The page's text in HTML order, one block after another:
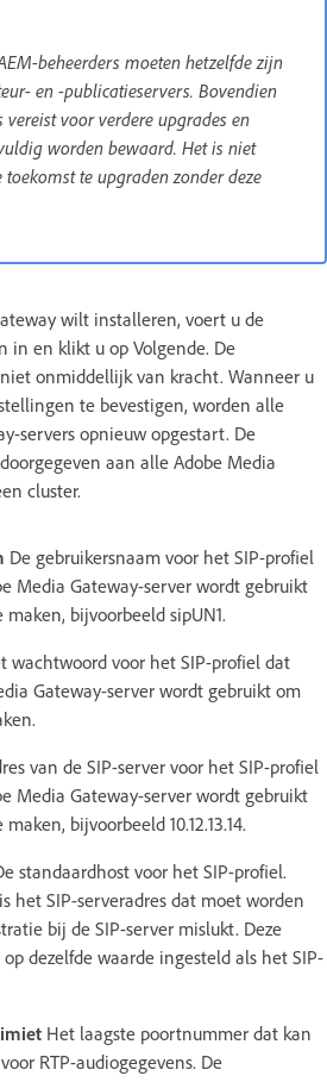
beheerders moeten hetzelfde zijn
en -publicatieservers. Bovendien
vereist voor verdere upgrades en
worden bewaard. Het is niet
te upgraden zonder deze
wilt installeren, voert u de
in en klikt u op Volgende. De
onmiddellijk van kracht. Wanneer u
te bevestigen, worden alle
servers opnieuw opgestart. De
aan alle Adobe Media
cluster.
De gebruikersnaam voor het SIP-profiel
Media Gateway-server wordt gebruikt
maken, bijvoorbeeld sipUN1.
wachtwoord voor het SIP-profiel dat
Gateway-server wordt gebruikt om
van de SIP-server voor het SIP-profiel
Media Gateway-server wordt gebruikt
bijvoorbeeld 10.12.13.14.
standaardhost voor het SIP-profiel.
het SIP-serveradres dat moet worden
bij de SIP-server mislukt. Deze
dezelfde waarde ingesteld als het SIP-
Het laagste poortnummer dat kan
RTP-audiogegevens. De